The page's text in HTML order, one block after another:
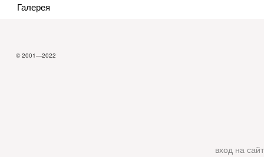
Галерея
© 2001—2022
вход на сайт